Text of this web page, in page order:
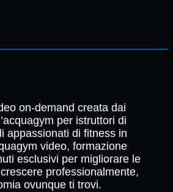
on-demand creata dai
per istruttori di
appassionati di fitness in
video, formazione
esclusivi per migliorare le
professionalmente,
ovunque ti trovi.